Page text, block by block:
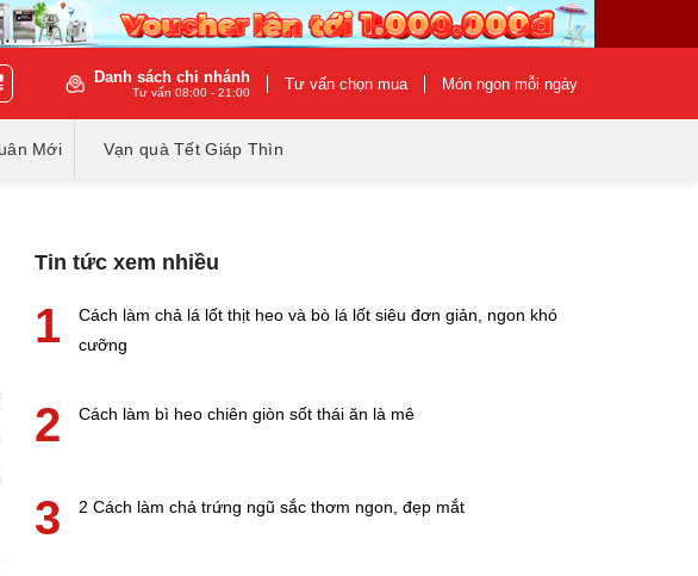
Danh sách chi nhánh
Tư vấn 08:00 - 21:00 Tư vấn chọn mua Món ngon mỗi ngày
Mới Vạn quà Tết Giáp Thìn
Tin tức xem nhiều
1
Cách làm chả lá lốt thịt heo và bò lá lốt siêu đơn giản, ngon khó
cưỡng
2 Cách làm bì heo chiên giòn sốt thái ăn là mê
3 2 Cách làm chả trứng ngũ sắc thơm ngon, đẹp mắt